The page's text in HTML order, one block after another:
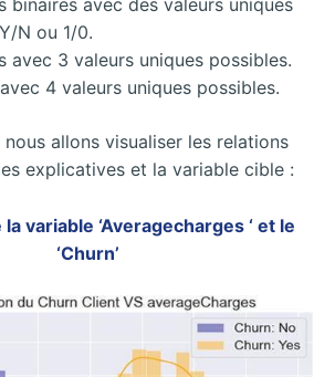
binaires avec des valeurs uniques
N ou 1/0.
avec 3 valeurs uniques possibles.
4 valeurs uniques possibles.
allons visualiser les relations
explicatives et la variable cible :
variable ‘Averagecharges ‘ et le
‘Churn’